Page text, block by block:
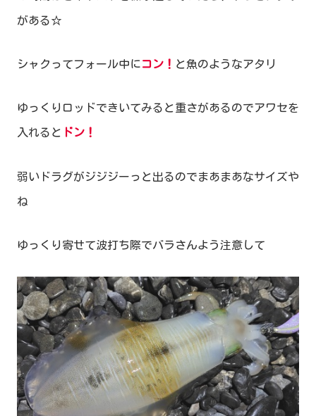
がある☆
シャクってフォール中にコン！ と魚のようなアタリ
ゆっくりロッドできいてみると重さがあるのでアワセを
入れると ドン！
弱いドラグがジジジーっと出るのでまあまあなサイズや
ね
ゆっくり寄せて波打ち際でバラさんよう注意して